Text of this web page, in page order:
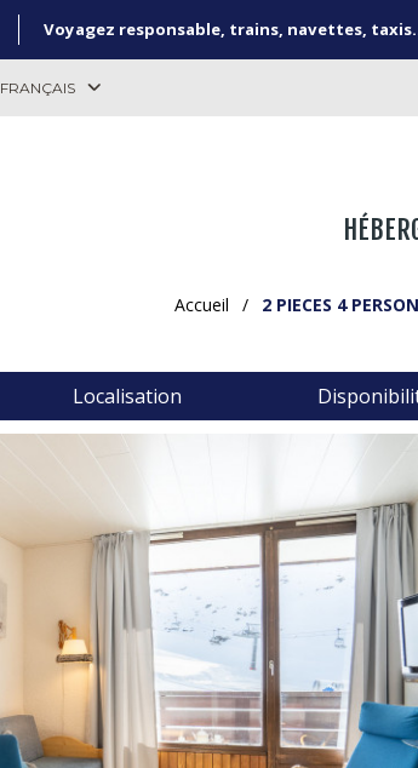
Voyagez responsable, trains, navettes,
FRANÇAIS
Accueil / 2 PIECES 4
Localisation